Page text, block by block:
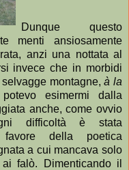
Dunque questo
menti ansiosamente
anzi una nottata al
invece che in morbidi
selvagge montagne,à la
esimermi dalla
anche, come ovvio
difficoltà è stata
favore della poetica
a cui mancava solo
falò. Dimenticando il